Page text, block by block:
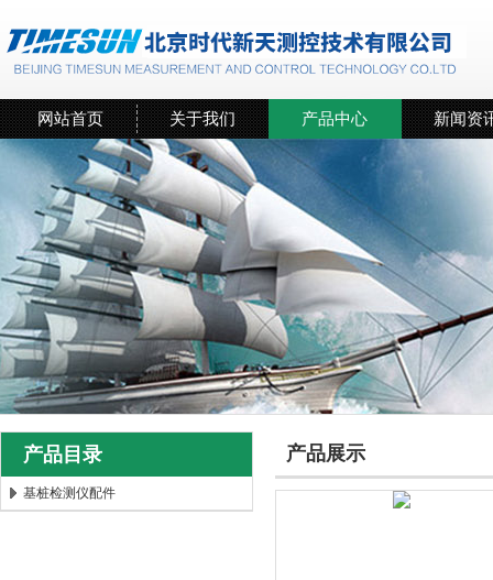
网站首页 关于我们 产品中心 新闻资
产品目录
基桩检测仪配件
产品展示